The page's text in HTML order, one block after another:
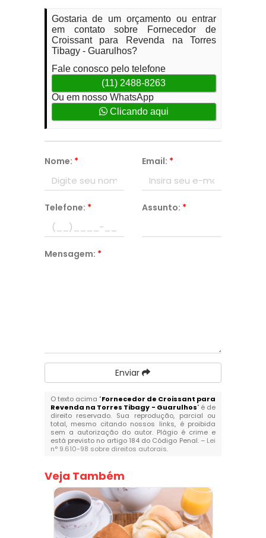
Gostaria de um orçamento ou entrar
em contato sobre Fornecedor de
Croissant para Revenda na Torres
Tibagy - Guarulhos?
Fale conosco pelo telefone
(11) 2488-8263
Ou em nosso WhatsApp
Clicando aqui
Nome: * Email: *
Telefone: * Assunto: *
Mensagem: *
Enviar
O texto acima "Fornecedor de Croissant para
Revenda na Torres Tibagy - Guarulhos" é de
direito reservado. Sua reprodução, parcial ou
total, mesmo citando nossos links, é proibida
sem a autorização do autor. Plágio é crime e
está previsto no artigo 184 do Código Penal. – Lei
n° 9.610-98 sobre direitos autorais.
Veja Também